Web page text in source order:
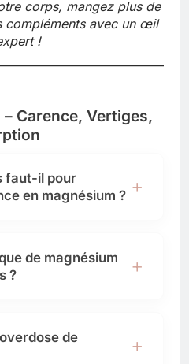
corps, mangez plus de
compléments avec un œil
!
– Carence, Vertiges,
faut-il pour
en magnésium ?
de magnésium
?
de